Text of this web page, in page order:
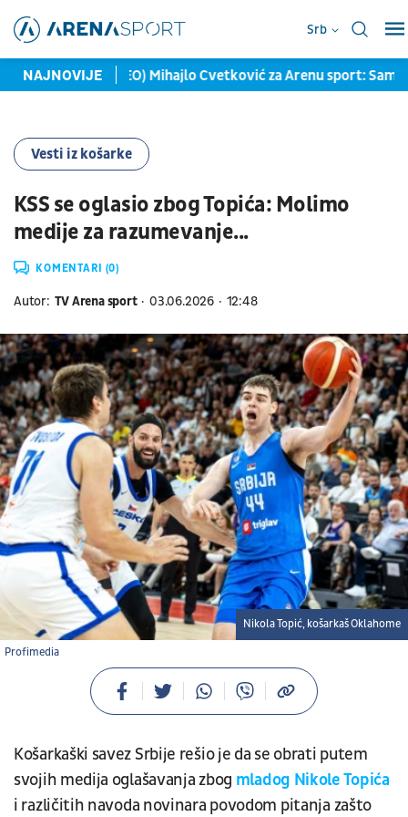
Srb
NAJNOVIJE
se! (VIDEO) Mihajlo Cvetković za Arenu sport: Samo
Vesti iz košarke
KSS se oglasio zbog Topića: Molimo
medije za razumevanje...
KOMENTARI (0)
Autor: TV Arena sport 03.06.2026 12:48
Profimedia
Nikola Topić, košarkaš Oklahome
Košarkaški savez Srbije rešio je da se obrati putem
svojih medija oglašavanja zbog mladog Nikole Topića
i različitih navoda novinara povodom pitanja zašto